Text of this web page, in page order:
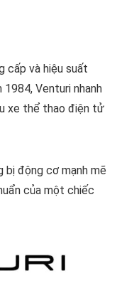
cấp và hiệu suất
Venturi nhanh
xe thể thao điện tử
động cơ mạnh mẽ
của một chiếc